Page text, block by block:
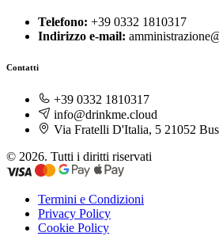
Telefono: +39 0332 1810317
Indirizzo e-mail:
Contatti
+39 0332 1810317
info@drinkme.cloud
Via Fratelli D'Italia, 5 21052
© 2026. Tutti i diritti riservati
Termini e Condizioni
Privacy Policy
Cookie Policy